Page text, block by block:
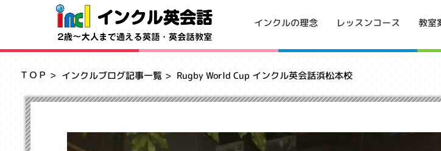
インクルの理念 レッスンコース 教室
ＴＯＰ インクルブログ記事一覧 Rugby World Cup インクル英会話浜松本校